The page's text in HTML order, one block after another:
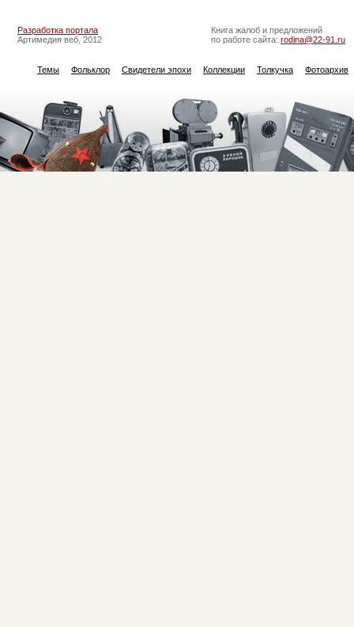
Разработка портала
Артимедия веб, 2012
Книга жалоб и предложений
по работе сайта: rodina@22-91.ru
Темы Фольклор Свидетели эпохи Коллекции Толкучка Фотоархив